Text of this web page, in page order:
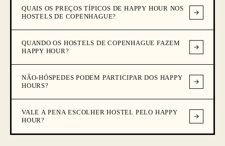
QUAIS OS PREÇOS TÍPICOS DE HAPPY HOUR NOS
HOSTELS DE COPENHAGUE?
QUANDO OS HOSTELS DE COPENHAGUE FAZEM
HAPPY HOUR?
NÃO-HÓSPEDES PODEM PARTICIPAR DOS HAPPY
HOURS?
VALE A PENA ESCOLHER HOSTEL PELO HAPPY
HOUR?